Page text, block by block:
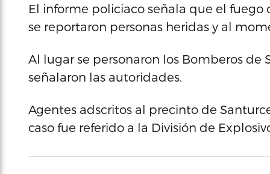
El informe policiaco señala que el
se reportaron personas heridas y al
Al lugar se personaron los Bomberos de
señalaron las autoridades.
Agentes adscritos al precinto de
caso fue referido a la División de